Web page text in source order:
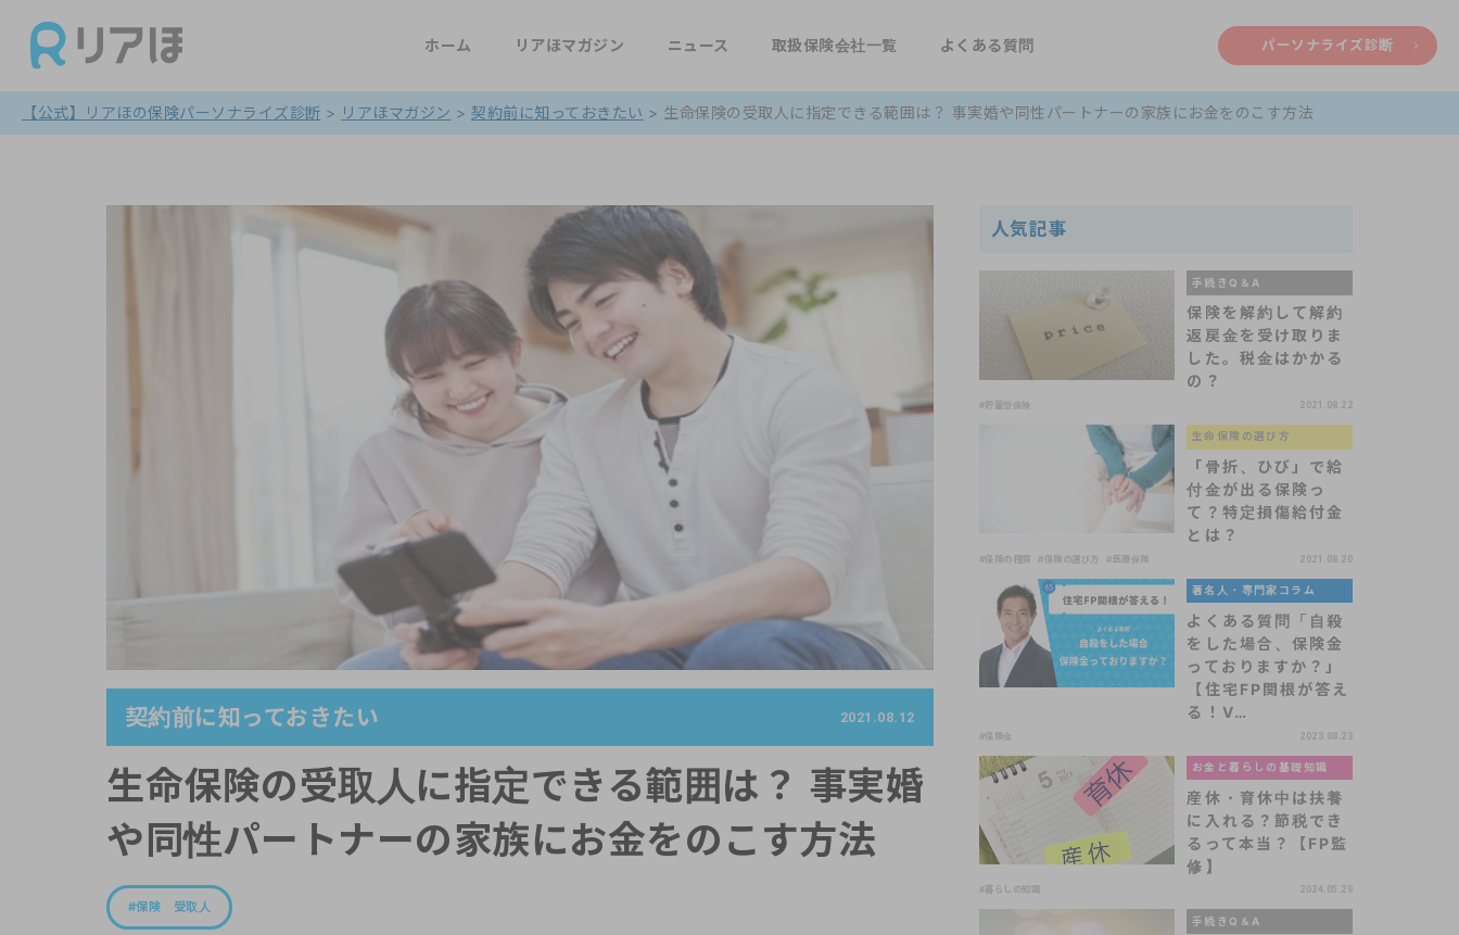
ホーム リアほマガジン ニュース 取扱保険会社一覧 よくある質問 パーソナライズ診断
【公式】リアほの保険パーソナライズ診断 > リアほマガジン > 契約前に知っておきたい > 生命保険の受取人に指定できる範囲は？ 事実婚や同性パートナーの家族にお金をのこす方法
契約前に知っておきたい 2021.08.12
生命保険の受取人に指定できる範囲は？ 事実婚
や同性パートナーの家族にお金をのこす方法
保険 受取人
人気記事
手続きQ＆A
保険を解約して解約
返戻金を受け取りま
した。税金はかかる
の？
#貯蓄型保険 2021.08.22
生命保険の選び方
「骨折、ひび」で給
付金が出る保険っ
て？特定損傷給付金
とは？
#保険の種類 #保険の選び方 #医療保険 2021.08.20
著名人・専門家コラム
よくある質問「自殺
をした場合、保険金
っておりますか？」
【住宅FP関根が答え
る！V…
#保険金 2023.08.23
お金と暮らしの基礎知識
産休・育休中は扶養
に入れる？節税でき
るって本当？【FP監
修】
#暮らしの知識 2024.05.29
手続きQ＆A